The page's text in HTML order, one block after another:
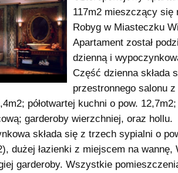
117m2 mieszczący się
Robyg w Miasteczku
Apartament został
dzienną i
Część dzienna składa
przestronnego salonu
półotwartej kuchni o pow. 12,7m2;
garderoby wierzchniej, oraz hollu.
składa się z trzech sypialni o
dużej łazienki z miejscem na wannę,
garderoby. Wszystkie